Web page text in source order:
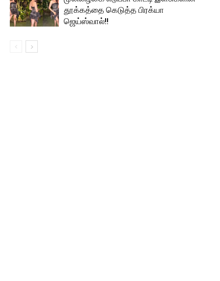
தூக்கத்தை கெடுத்த பிரக்யா
ஜெய்ஸ்வால்!!